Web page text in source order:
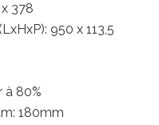
378
950 x 113,5
à 80%
180mm